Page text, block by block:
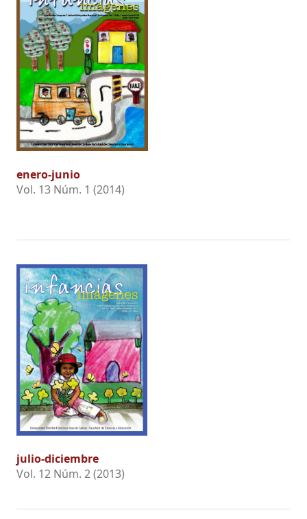
enero-junio
Vol. 13 Núm. 1 (2014)
julio-diciembre
Vol. 12 Núm. 2 (2013)